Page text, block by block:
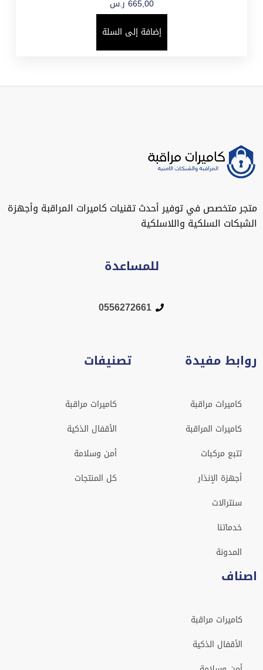
665,00 ر.س
إضافة إلى السلة
متجر متخصص في توفير أحدث تقنيات كاميرات المراقبة وأجهزة
الشبكات السلكية واللاسلكية
للمساعدة
0556272661
روابط مفيدة
كاميرات مراقبة
كاميرات المراقبة
تتبع مركبات
أجهزة الإنذار
سنترالات
خدماتنا
المدونة
تصنيفات
كاميرات مراقبة
الأقفال الذكية
أمن وسلامة
كل المنتجات
اصناف
كاميرات مراقبة
الأقفال الذكية